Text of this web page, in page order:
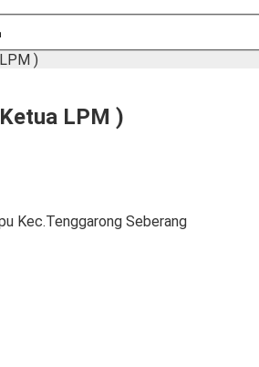
)
LPM )
Kec.Tenggarong Seberang